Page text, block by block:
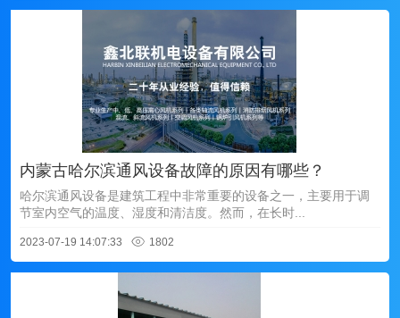
内蒙古哈尔滨通风设备故障的原因有哪些？
哈尔滨通风设备是建筑工程中非常重要的设备之一，主要用于调
节室内空气的温度、湿度和清洁度。然而，在长时...
2023-07-19 14:07:33 1802